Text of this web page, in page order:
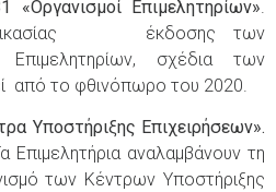
«Οργανισμοί Επιμελητηρίων».
έκδοσης των
σχέδια των
από το φθινόπωρο του 2020.
Υποστήριξης Επιχειρήσεων».
Επιμελητήρια αναλαμβάνουν τη
των Κέντρων Υποστήριξης